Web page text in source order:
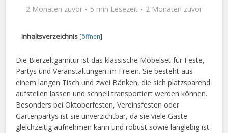
2 Monaten zuvor 5 min Lesezeit 2 Monaten zuvor
Inhaltsverzeichnis [öffnen]
Die Bierzeltgarnitur ist das klassische Möbelset für Feste,
Partys und Veranstaltungen im Freien. Sie besteht aus
einem langen Tisch und zwei Bänken, die sich platzsparend
aufstellen lassen und schnell transportiert werden können.
Besonders bei Oktoberfesten, Vereinsfesten oder
Gartenpartys ist sie unverzichtbar, da sie viele Gäste
gleichzeitig aufnehmen kann und robust sowie langlebig ist.